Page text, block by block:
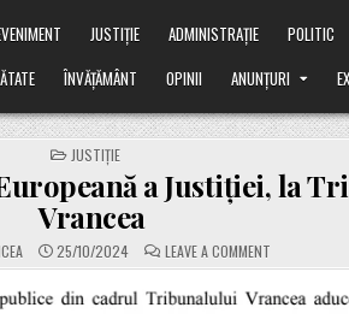
JUSTIȚIE ADMINISTRAȚIE POLITIC
ÎNVĂȚĂMÂNT OPINII ANUNȚURI
POSTED
IN
JUSTIȚIE
a Justiției, la
Vrancea
25/10/2024 LEAVE A COMMENTON
MANIFESTĂRI
ZIUA
EUROPEANĂ